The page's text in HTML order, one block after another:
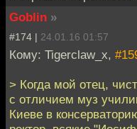
Goblin »
#174 | 24.01.16 01:57
Кому: Tigerclaw_x,
> Когда мой отец,
с отличием муз
Киеве в